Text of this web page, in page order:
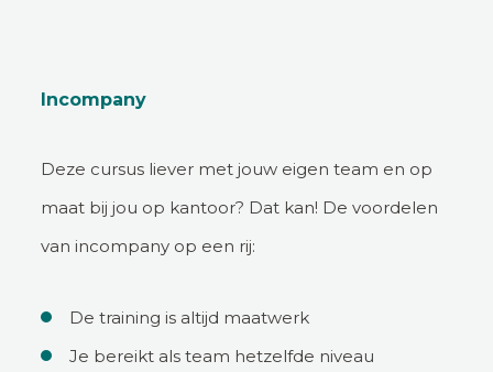
Incompany
Deze cursus liever met jouw eigen team en op
maat bij jou op kantoor? Dat kan! De voordelen
van incompany op een rij:
De training is altijd maatwerk
Je bereikt als team hetzelfde niveau